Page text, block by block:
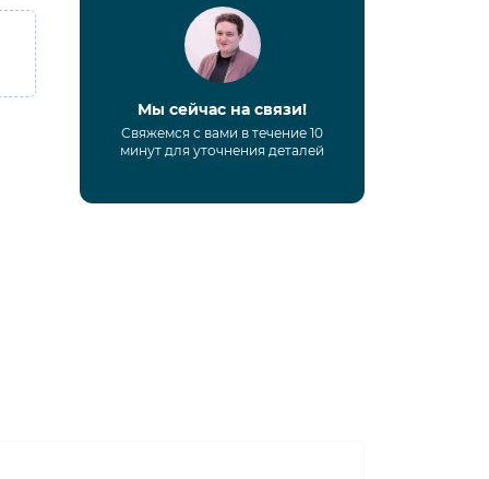
Мы сейчас на связи!
Свяжемся с вами в течение 10
минут для уточнения деталей